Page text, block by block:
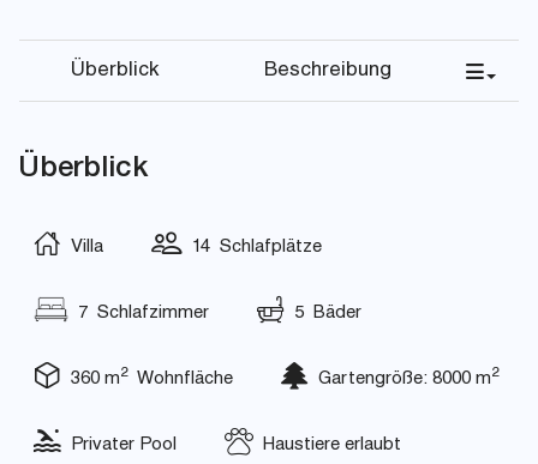
Überblick Beschreibung
Überblick
Villa 14 Schlafplätze
7 Schlafzimmer 5 Bäder
360 m2Wohnfläche Gartengröße: 8000 m2
Privater Pool Haustiere erlaubt